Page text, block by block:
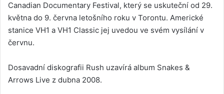
Canadian Documentary Festival, který se uskuteční od 29.
května do 9. června letošního roku v Torontu. Americké
stanice VH1 a VH1 Classic jej uvedou ve svém vysílání v
červnu.
Dosavadní diskografii Rush uzavírá album Snakes &
Arrows Live z dubna 2008.